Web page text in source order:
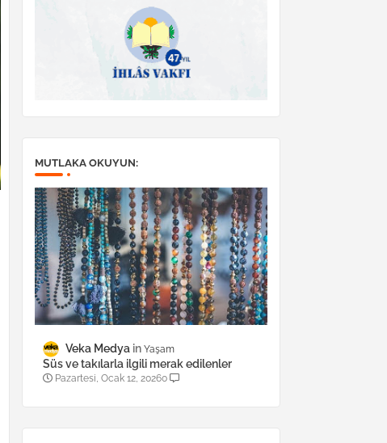
MUTLAKA OKUYUN:
Veka Medya Yaşam
Süs ve takılarla ilgili merak edilenler
Pazartesi, Ocak 12, 20260